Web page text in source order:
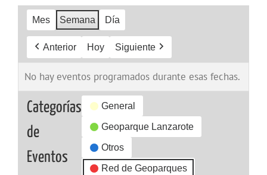
Mes Semana Día
Anterior Hoy Siguiente
No hay eventos programados durante esas fechas.
Categorías
de
Eventos
General
Geoparque Lanzarote
Otros
Red de Geoparques